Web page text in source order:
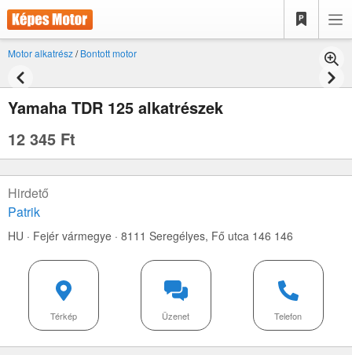
Motor alkatrész/Bontott motor
Yamaha TDR 125 alkatrészek
12 345 Ft
Hirdető
Patrik
HU · Fejér vármegye · 8111 Seregélyes, Fő utca 146 146
Telefon
Üzenet
Térkép